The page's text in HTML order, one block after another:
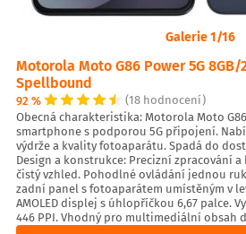
Galerie 1/16
Motorola Moto G86 Power 5G 8GB/
Spellbound
92 %
(18 hodnocení)
Obecná charakteristika: Motorola Moto
smartphone s podporou 5G připojení.
výdrže a kvality fotoaparátu. Spadá do
Design a konstrukce: Precizní zpracování
čistý vzhled. Pohodlné ovládání jednou
zadní panel s fotoaparátem umístěným v
AMOLED displej s úhlopříčkou 6,67 palce.
446 PPI. Vhodný pro multimediální obsah